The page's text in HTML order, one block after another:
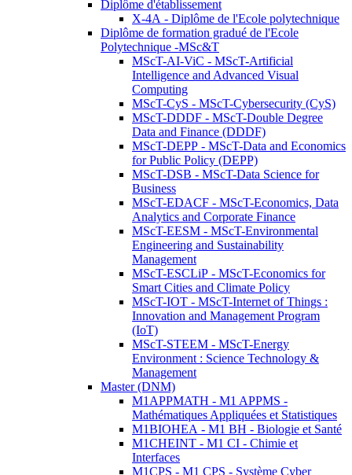
Diplôme d'établissement
X-4A - Diplôme de l'Ecole polytechnique
Diplôme de formation gradué de l'Ecole
Polytechnique -MSc&T
MScT-AI-ViC - MScT-Artificial
Intelligence and Advanced Visual
Computing
MScT-CyS - MScT-Cybersecurity (CyS)
MScT-DDDF - MScT-Double Degree
Data and Finance (DDDF)
MScT-DEPP - MScT-Data and Economics
for Public Policy (DEPP)
MScT-DSB - MScT-Data Science for
Business
MScT-EDACF - MScT-Economics, Data
Analytics and Corporate Finance
MScT-EESM - MScT-Environmental
Engineering and Sustainability
Management
MScT-ESCLiP - MScT-Economics for
Smart Cities and Climate Policy
MScT-IOT - MScT-Internet of Things :
Innovation and Management Program
(IoT)
MScT-STEEM - MScT-Energy
Environment : Science Technology &
Management
Master (DNM)
M1APPMATH - M1 APPMS -
Mathématiques Appliquées et Statistiques
M1BIOHEA - M1 BH - Biologie et Santé
M1CHEINT - M1 CI - Chimie et
Interfaces
M1CPS - M1 CPS - Système Cyber